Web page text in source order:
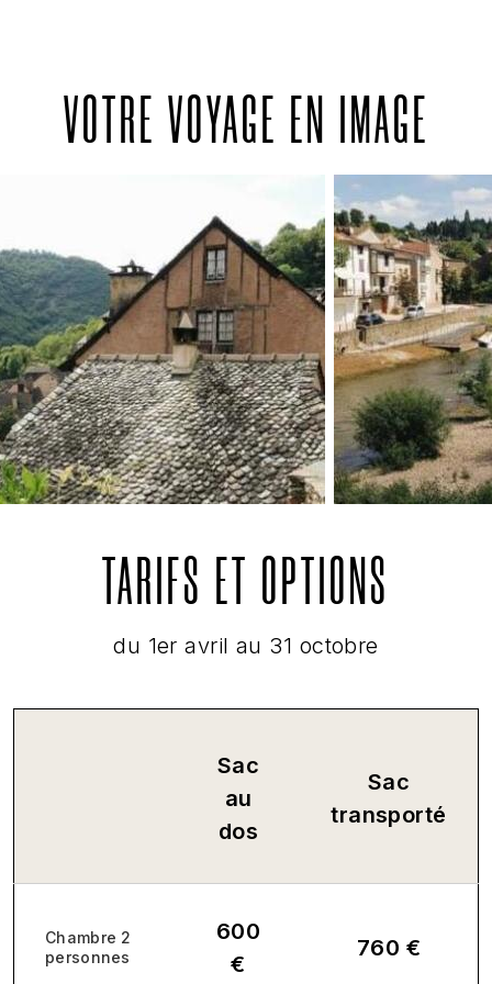
Fin du programme et des prestations à
Cordes-sur-Ciel en fin d'après-midi.
VOTRE VOYAGE EN IMAGE
TARIFS ET OPTIONS
du 1er avril au 31 octobre
Sac
au
dos
Sac
transporté
Chambre 2
personnes
600
€
760 €